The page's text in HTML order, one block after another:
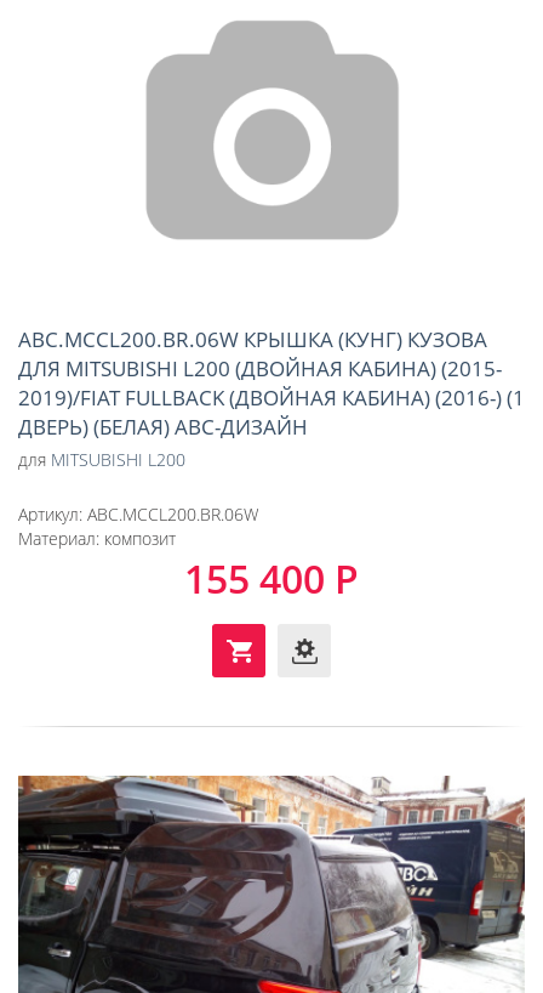
ABC.MCCL200.BR.06W КРЫШКА (КУНГ) КУЗОВА
ДЛЯ MITSUBISHI L200 (ДВОЙНАЯ КАБИНА) (2015-
2019)/FIAT FULLBACK (ДВОЙНАЯ КАБИНА) (2016-) (1
ДВЕРЬ) (БЕЛАЯ) АВС-ДИЗАЙН
для MITSUBISHI L200
Артикул: ABC.MCCL200.BR.06W
Материал: композит
155 400 Р